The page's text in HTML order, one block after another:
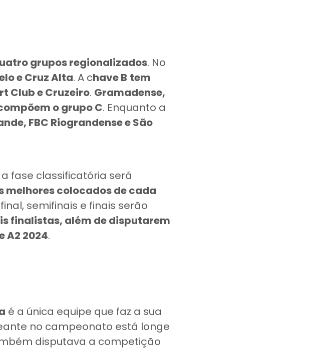
grupos regionalizados. No
e Cruz Alta. A chave B tem
Club e Cruzeiro. Gramadense,
o grupo C. Enquanto a
FBC Riograndense e São
a fase classificatória será
melhores colocados de cada
semifinais e finais serão
finalistas, além de disputarem
A2 2024.
é a única equipe que faz a sua
no campeonato está longe
disputava a competição